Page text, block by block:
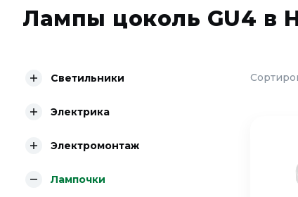
Лампы цоколь GU4 в
Светильники
Электрика
Электромонтаж
Лампочки